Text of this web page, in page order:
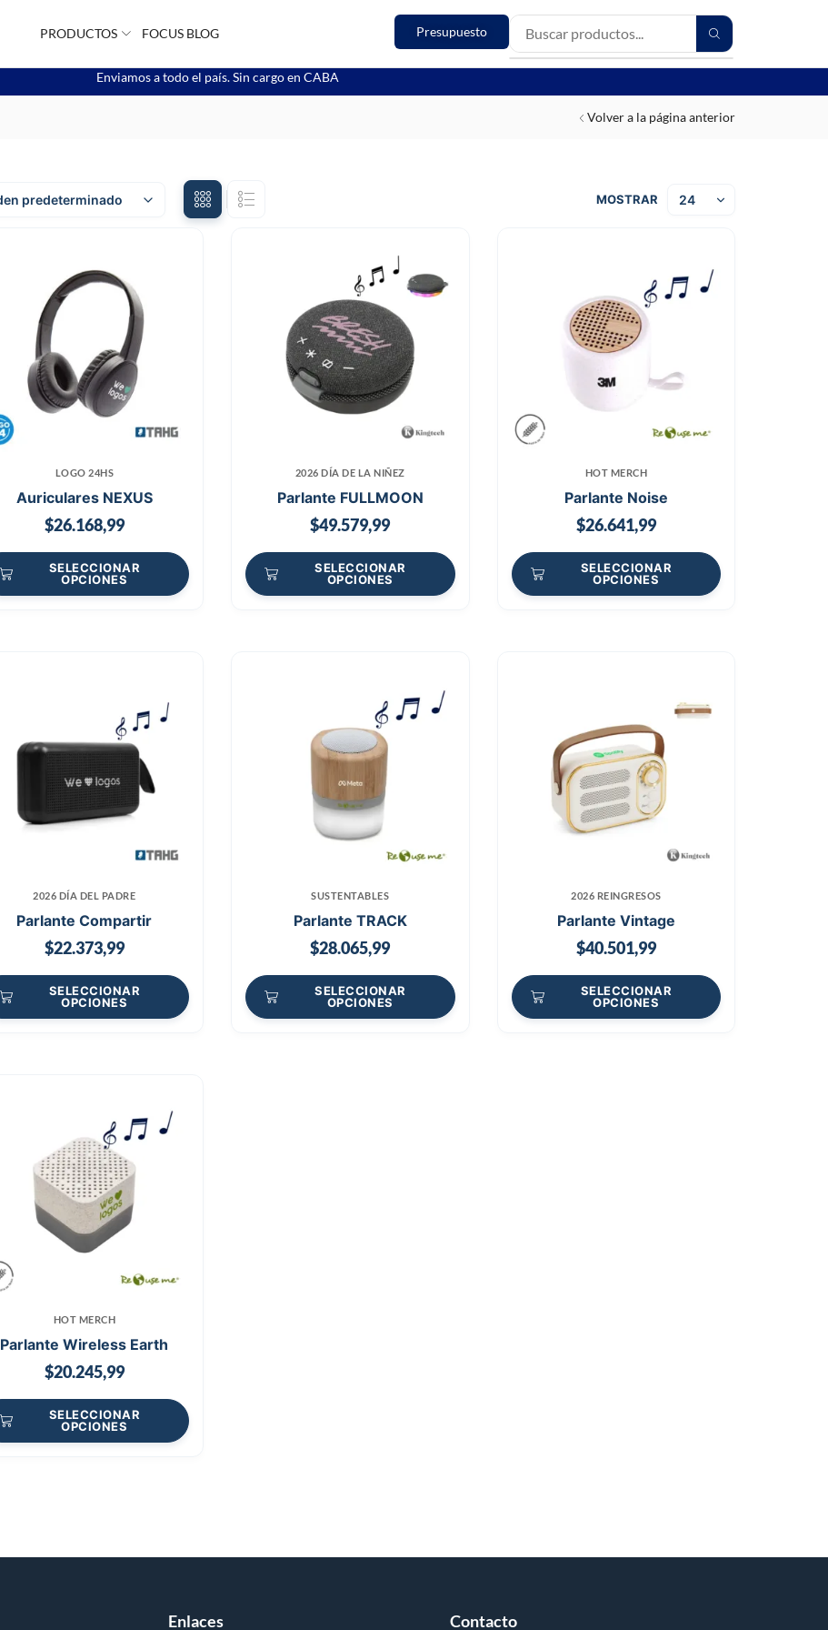
PRODUCTOS FOCUS BLOG Presupuesto
Enviamos a todo el país. Sin cargo en CABA
Volver a la página anterior
MOSTRAR
LOGO 24HS
Auriculares NEXUS
$26.168,99
SELECCIONAR
OPCIONES
2026 DÍA DE LA NIÑEZ
Parlante FULLMOON
$49.579,99
SELECCIONAR
OPCIONES
HOT MERCH
Parlante Noise
$26.641,99
SELECCIONAR
OPCIONES
2026 DÍA DEL PADRE
Parlante Compartir
$22.373,99
SELECCIONAR
OPCIONES
SUSTENTABLES
Parlante TRACK
$28.065,99
SELECCIONAR
OPCIONES
2026 REINGRESOS
Parlante Vintage
$40.501,99
SELECCIONAR
OPCIONES
HOT MERCH
Parlante Wireless Earth
$20.245,99
SELECCIONAR
OPCIONES
Enlaces Contacto